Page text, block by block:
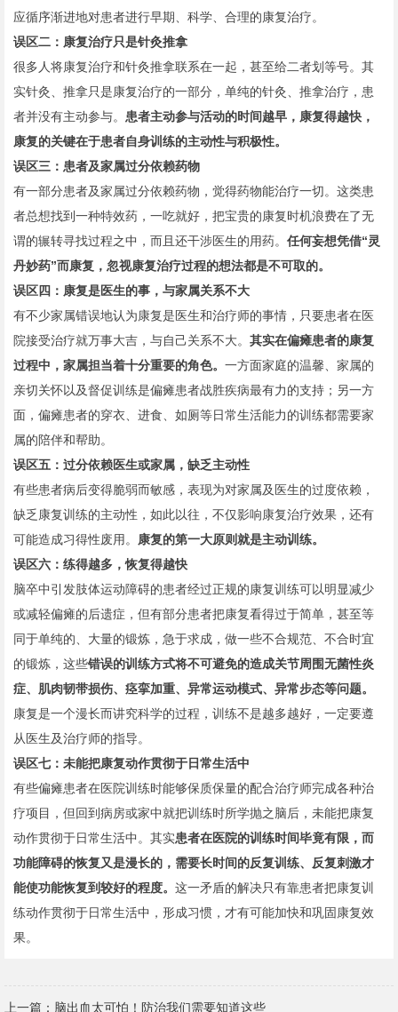
应循序渐进地对患者进行早期、科学、合理的康复治疗。
误区二： 康复治疗只是针灸推拿
很多人将康复治疗和针灸推拿联系在一起，甚至给二者划等号。其
实针灸、推拿只是康复治疗的一部分，单纯的针灸、推拿治疗，患
者并没有主动参与。 患者主动参与活动的时间越早，康复得越快，
康复的关键在于患者自身训练的主动性与积极性。
误区三： 患者及家属过分依赖药物
有一部分患者及家属过分依赖药物，觉得药物能治疗一切。这类患
者总想找到一种特效药，一吃就好，把宝贵的康复时机浪费在了无
谓的辗转寻找过程之中，而且还干涉医生的用药。 任何妄想凭借“灵
丹妙药”而康复，忽视康复治疗过程的想法都是不可取的。
误区四： 康复是医生的事，与家属关系不大
有不少家属错误地认为康复是医生和治疗师的事情，只要患者在医
院接受治疗就万事大吉，与自己关系不大。 其实在偏瘫患者的康复
过程中，家属担当着十分重要的角色。 一方面家庭的温馨、家属的
亲切关怀以及督促训练是偏瘫患者战胜疾病最有力的支持；另一方
面，偏瘫患者的穿衣、进食、如厕等日常生活能力的训练都需要家
属的陪伴和帮助。
误区五： 过分依赖医生或家属，缺乏主动性
有些患者病后变得脆弱而敏感，表现为对家属及医生的过度依赖，
缺乏康复训练的主动性，如此以往，不仅影响康复治疗效果，还有
可能造成习得性废用。 康复的第一大原则就是主动训练。
误区六： 练得越多，恢复得越快
脑卒中引发肢体运动障碍的患者经过正规的康复训练可以明显减少
或减轻偏瘫的后遗症，但有部分患者把康复看得过于简单，甚至等
同于单纯的、大量的锻炼，急于求成，做一些不合规范、不合时宜
的锻炼，这些错误的训练方式将不可避免的造成关节周围无菌性炎
症、肌肉韧带损伤、痉挛加重、异常运动模式、异常步态等问题。
康复是一个漫长而讲究科学的过程，训练不是越多越好，一定要遵
从医生及治疗师的指导。
误区七： 未能把康复动作贯彻于日常生活中
有些偏瘫患者在医院训练时能够保质保量的配合治疗师完成各种治
疗项目，但回到病房或家中就把训练时所学抛之脑后，未能把康复
动作贯彻于日常生活中。其实患者在医院的训练时间毕竟有限，而
功能障碍的恢复又是漫长的，需要长时间的反复训练、反复刺激才
能使功能恢复到较好的程度。 这一矛盾的解决只有靠患者把康复训
练动作贯彻于日常生活中，形成习惯，才有可能加快和巩固康复效
果。
上一篇： 脑出血太可怕！防治我们需要知道这些